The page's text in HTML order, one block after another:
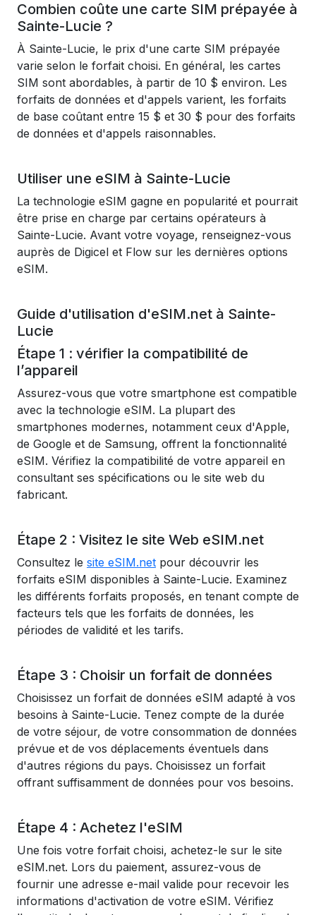
Combien coûte une carte SIM prépayée à
Sainte-Lucie ?
À Sainte-Lucie, le prix d'une carte SIM prépayée
varie selon le forfait choisi. En général, les cartes
SIM sont abordables, à partir de 10 $ environ. Les
forfaits de données et d'appels varient, les forfaits
de base coûtant entre 15 $ et 30 $ pour des forfaits
de données et d'appels raisonnables.
Utiliser une eSIM à Sainte-Lucie
La technologie eSIM gagne en popularité et pourrait
être prise en charge par certains opérateurs à
Sainte-Lucie. Avant votre voyage, renseignez-vous
auprès de Digicel et Flow sur les dernières options
eSIM.
Guide d'utilisation d'eSIM.net à Sainte-
Lucie
Étape 1 : vérifier la compatibilité de
l’appareil
Assurez-vous que votre smartphone est compatible
avec la technologie eSIM. La plupart des
smartphones modernes, notamment ceux d'Apple,
de Google et de Samsung, offrent la fonctionnalité
eSIM. Vérifiez la compatibilité de votre appareil en
consultant ses spécifications ou le site web du
fabricant.
Étape 2 : Visitez le site Web eSIM.net
Consultez le site eSIM.net pour découvrir les
forfaits eSIM disponibles à Sainte-Lucie. Examinez
les différents forfaits proposés, en tenant compte de
facteurs tels que les forfaits de données, les
périodes de validité et les tarifs.
Étape 3 : Choisir un forfait de données
Choisissez un forfait de données eSIM adapté à vos
besoins à Sainte-Lucie. Tenez compte de la durée
de votre séjour, de votre consommation de données
prévue et de vos déplacements éventuels dans
d'autres régions du pays. Choisissez un forfait
offrant suffisamment de données pour vos besoins.
Étape 4 : Achetez l'eSIM
Une fois votre forfait choisi, achetez-le sur le site
eSIM.net. Lors du paiement, assurez-vous de
fournir une adresse e-mail valide pour recevoir les
informations d'activation de votre eSIM. Vérifiez